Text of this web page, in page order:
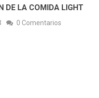
DE LA COMIDA LIGHT
0 Comentarios